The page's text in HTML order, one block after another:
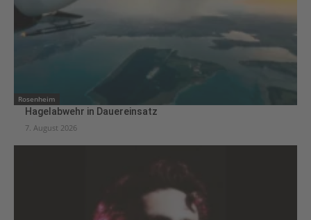
Rosenheim
Hagelabwehr in Dauereinsatz
7. August 2026